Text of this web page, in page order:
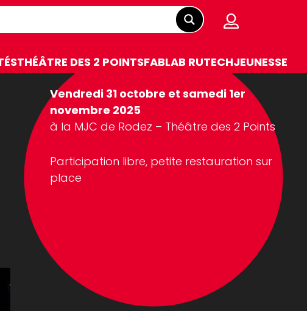
THÉÂTRE DES 2 POINTSFABLAB RUTECHJEUNESSE
Vendredi 31 octobre et samedi 1er
novembre 2025
à la MJC de Rodez – Théâtre des 2 Points
Participation libre, petite restauration sur
place